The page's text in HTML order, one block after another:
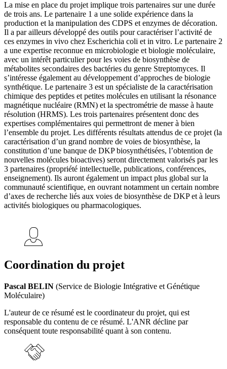
La mise en place du projet implique trois partenaires sur une durée
de trois ans. Le partenaire 1 a une solide expérience dans la
production et la manipulation des CDPS et enzymes de décoration.
Il a par ailleurs développé des outils pour caractériser l’activité de
ces enzymes in vivo chez Escherichia coli et in vitro. Le partenaire 2
a une expertise reconnue en microbiologie et biologie moléculaire,
avec un intérêt particulier pour les voies de biosynthèse de
métabolites secondaires des bactéries du genre Streptomyces. Il
s’intéresse également au développement d’approches de biologie
synthétique. Le partenaire 3 est un spécialiste de la caractérisation
chimique des peptides et petites molécules en utilisant la résonance
magnétique nucléaire (RMN) et la spectrométrie de masse à haute
résolution (HRMS). Les trois partenaires présentent donc des
expertises complémentaires qui permettront de mener à bien
l’ensemble du projet. Les différents résultats attendus de ce projet (la
caractérisation d’un grand nombre de voies de biosynthèse, la
constitution d’une banque de DKP biosynthétisées, l’obtention de
nouvelles molécules bioactives) seront directement valorisés par les
3 partenaires (propriété intellectuelle, publications, conférences,
enseignement). Ils auront également un impact plus global sur la
communauté scientifique, en ouvrant notamment un certain nombre
d’axes de recherche liés aux voies de biosynthèse de DKP et à leurs
activités biologiques ou pharmacologiques.
Coordination du projet
Pascal BELIN (Service de Biologie Intégrative et Génétique
Moléculaire)
L'auteur de ce résumé est le coordinateur du projet, qui est
responsable du contenu de ce résumé. L'ANR décline par
conséquent toute responsabilité quant à son contenu.